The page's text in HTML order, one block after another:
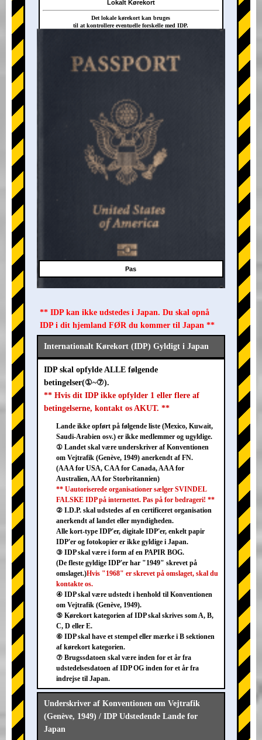
+
Lokalt Kørekort
Det lokale kørekort kan bruges
til at kontrollere eventuelle forskelle med IDP.
Pas
** IDP kan ikke udstedes i Japan. Du skal opnå
IDP i dit hjemland FØR du kommer til Japan **
Internationalt Kørekort (IDP) Gyldigt i Japan
IDP skal opfylde ALLE følgende
betingelser(①~⑦).
** Hvis dit IDP ikke opfylder 1 eller flere af
betingelserne, kontakt os AKUT. **
Lande ikke opført på følgende liste (Mexico, Kuwait,
Saudi-Arabien osv.) er ikke medlemmer og ugyldige.
① Landet skal være underskriver af Konventionen
om Vejtrafik (Genève, 1949) anerkendt af FN.
(AAA for USA, CAA for Canada, AAA for
Australien, AA for Storbritannien)
** Uautoriserede organisationer sælger SVINDEL
FALSKE IDP på internettet. Pas på for bedrageri! **
② I.D.P. skal udstedes af en certificeret organisation
anerkendt af landet eller myndigheden.
Alle kort-type IDP'er, digitale IDP'er, enkelt papir
IDP'er og fotokopier er ikke gyldige i Japan.
③ IDP skal være i form af en PAPIR BOG.
(De fleste gyldige IDP'er har "1949" skrevet på
omslaget.)Hvis "1968" er skrevet på omslaget, skal du
kontakte os.
④ IDP skal være udstedt i henhold til Konventionen
om Vejtrafik (Genève, 1949).
⑤ Kørekort kategorien af IDP skal skrives som A, B,
C, D eller E.
⑥ IDP skal have et stempel eller mærke i B sektionen
af kørekort kategorien.
⑦ Brugssdatoen skal være inden for et år fra
udstedelsesdatoen af IDP OG inden for et år fra
indrejse til Japan.
Underskriver af Konventionen om Vejtrafik
(Genève, 1949) / IDP Udstedende Lande for
Japan